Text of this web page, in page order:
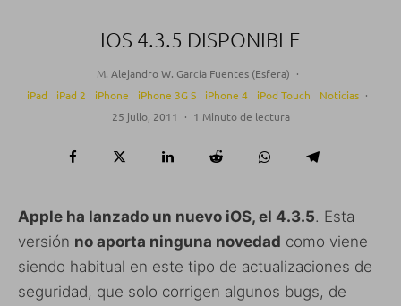
IOS 4.3.5 DISPONIBLE
M. Alejandro W. García Fuentes (Esfera) ·
iPad
iPad 2 iPhone iPhone 3G S iPhone 4 iPod Touch Noticias ·
25 julio, 2011
· 1 Minuto de lectura
Apple ha lanzado un nuevo iOS, el 4.3.5. Esta
versión no aporta ninguna novedad como viene
siendo habitual en este tipo de actualizaciones de
seguridad, que solo corrigen algunos bugs, de